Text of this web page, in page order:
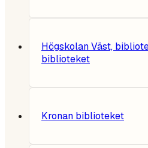
Högskolan Väst,
biblioteket
Kronan biblioteket